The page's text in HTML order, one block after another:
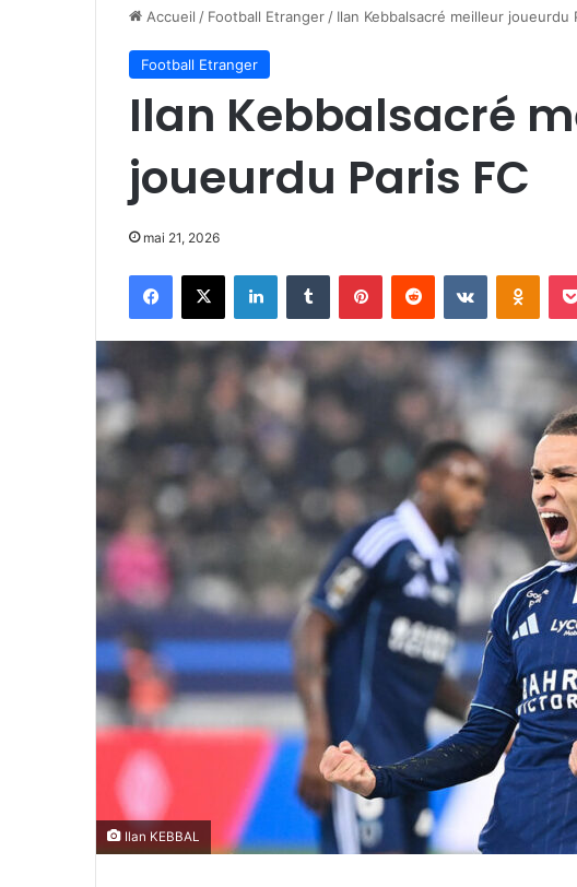
Accueil / Football Etranger / Ilan Kebbalsacré meilleur joueurdu
Football Etranger
Ilan Kebbalsacré
joueurdu Paris FC
mai 21, 2026
Facebook
X LinkedinTumblr PinterestReddit VKontakte
Ilan KEBBAL